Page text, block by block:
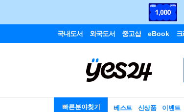
국내도서 외국도서 중고샵 eBook 크
빠른분야찾기 베스트 신상품 이벤트